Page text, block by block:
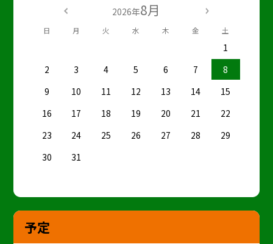
2026年8月
日 月 火 水 木 金 土
1
2
3 4 5 6 7
8
9
10 11 12 13 14
15
16
17 18 19 20 21
22
23
24 25 26 27 28
29
30
31
予定